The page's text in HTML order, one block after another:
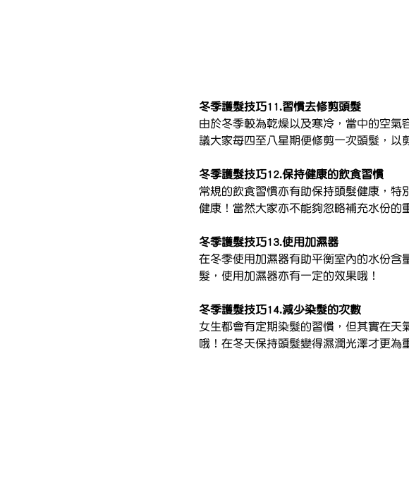
冬季護髮技巧11.習慣去修剪頭髮
由於冬季較為乾燥以及寒冷，當中的空氣
議大家每四至八星期便修剪一次頭髮，以
冬季護髮技巧12.保持健康的飲食習慣
常規的飲食習慣亦有助保持頭髮健康，特
健康！當然大家亦不能夠忽略補充水份的
冬季護髮技巧13.使用加濕器
在冬季使用加濕器有助平衡室內的水份含
髮，使用加濕器亦有一定的效果哦！
冬季護髮技巧14.減少染髮的次數
女生都會有定期染髮的習慣，但其實在天
哦！在冬天保持頭髮變得濕潤光澤才更為